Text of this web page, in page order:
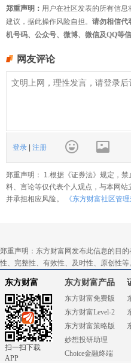
郑重声明： 用户在社区发表的所有信
建议，据此操作风险自担。 请勿相信代
机号码、公众号、微博、微信及QQ等
网友评论
登录 注册
郑重声明： 1.根据《证券法》规定，
料、言论等仅代表个人观点，与本网
并承担相应风险。
《东方财富社区管理
郑重声明：东方财富网发布此信息的目
性、完整性、有效性、及时性、原创性
东方财富
扫一扫下载
APP
东方财富产品
东方财富免费版
东方财富Level-2
东方财富策略版
妙想投研助理
Choice金融终端